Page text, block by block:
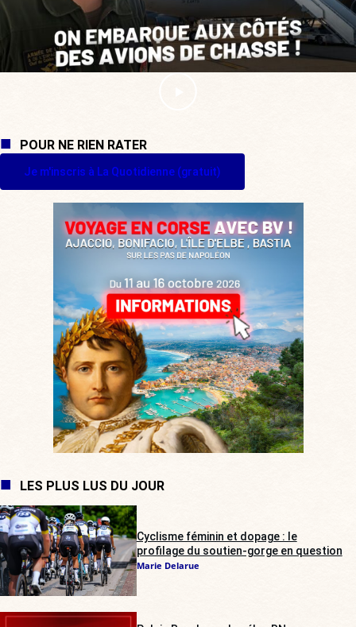
POUR NE RIEN RATER
Je m'inscris à La Quotidienne (gratuit)
LES PLUS LUS DU JOUR
Cyclisme féminin et dopage : le
profilage du soutien-gorge en question
Marie Delarue